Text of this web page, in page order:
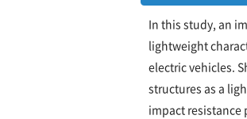
In this study, an
lightweight
electric vehicles.
structures as a
impact resistance